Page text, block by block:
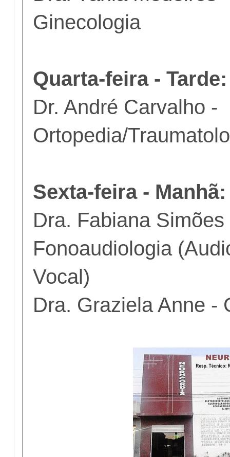
Ginecologia
Quarta-feira - Tarde:
Dr. André Carvalho -
Ortopedia/
Sexta-feira - Manhã:
Dra. Fabiana Simões
Fonoaudiologia
Vocal)
Dra. Graziela Anne -